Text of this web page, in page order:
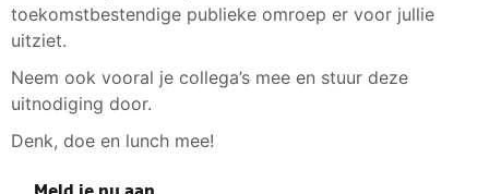
toekomstbestendige publieke omroep er voor jullie
uitziet.
Neem ook vooral je collega’s mee en stuur deze
uitnodiging door.
Denk, doe en lunch mee!